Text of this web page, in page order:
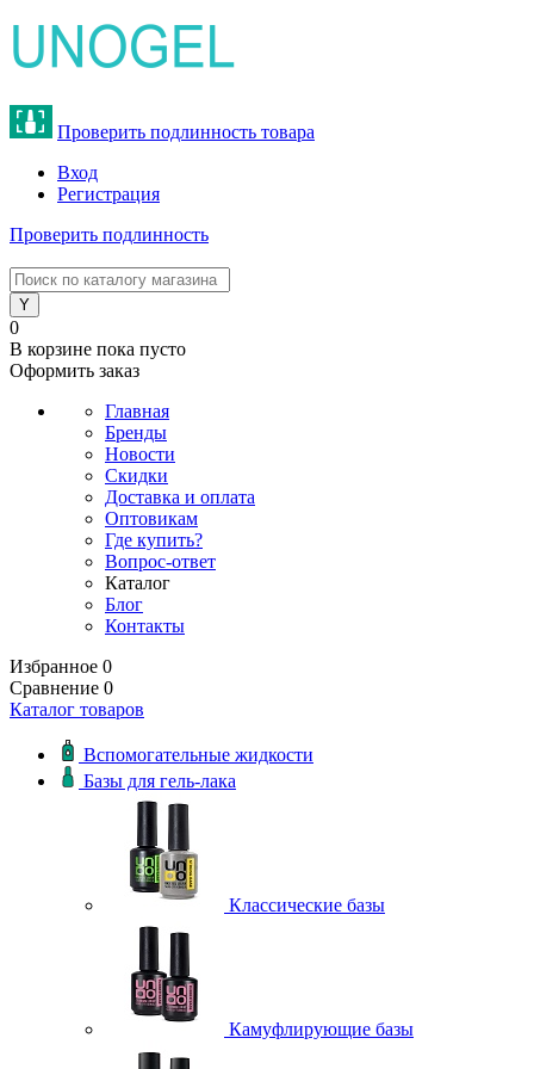
Проверить подлинность товара
Вход
Регистрация
Проверить подлинность
0
В корзине пока пусто
Оформить заказ
Главная
Бренды
Новости
Скидки
Доставка и оплата
Оптовикам
Где купить?
Вопрос-ответ
Каталог
Блог
Контакты
Избранное 0
Сравнение 0
Каталог товаров
Вспомогательные жидкости
Базы для гель-лака
Классические базы
Камуфлирующие базы